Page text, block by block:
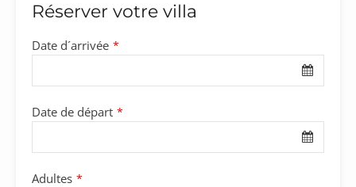
Réserver votre villa
Date d´arrivée *
Date de départ *
Adultes *